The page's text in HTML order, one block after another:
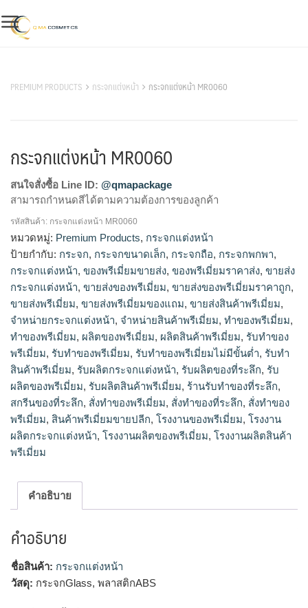
to
content
PREMIUM PRODUCTS กระจกแต่งหน้า กระจกแต่งหน้า MR0060
กระจกแต่งหน้า MR0060
สนใจสั่งซื้อ Line ID: @qmapackage
สามารถกำหนดสีได้ตามความต้องการของลูกค้า
กระจก, กระจกขนาดเล็ก, กระจกถือ, กระจกพกพา, กระจกแต่ง
หน้า, ของพรีเมี่ยมขายส่ง, ของพรีเมี่ยมราคาส่ง, ขายส่งกระจกแต่ง
หน้า, ขายส่งของพรีเมี่ยม, ขายส่งของพรีเมี่ยมราคาถูก, ขายส่งพรี
เมี่ยม, ขายส่งพรีเมี่ยมของแถม, ขายส่งสินค้าพรีเมี่ยม, จำหน่าย
กระจกแต่งหน้า, จำหน่ายสินค้าพรีเมี่ยม, ทำของพรีเมี่ยม, ทําของ
พรีเมี่ยม, ผลิตของพรีเมี่ยม, ผลิตสินค้าพรีเมี่ยม, รับทำของพรีเมี่ยม,
รับทําของพรีเมี่ยม, รับทําของพรีเมี่ยมไม่มีขั้นต่ำ, รับทําสินค้าพรีเมี่
ยม, รับผลิตกระจกแต่งหน้า, รับผลิตของที่ระลึก, รับผลิตของพรีเมี่
ยม, รับผลิตสินค้าพรีเมี่ยม, ร้านรับทําของที่ระลึก, สกรีนของที่
ระลึก, สั่งทำของพรีเมี่ยม, สั่งทําของที่ระลึก, สั่งทําของพรีเมี่ยม, สิน
ค้าพรีเมี่ยมขายปลีก, โรงงานของพรีเมี่ยม, โรงงานผลิตกระจกแต่ง
หน้า, โรงงานผลิตของพรีเมี่ยม, โรงงานผลิตสินค้าพรีเมี่ยม
รหัสสินค้า: กระจกแต่งหน้า MR0060
หมวดหมู่: Premium Products, กระจกแต่งหน้า
ป้ายกำกับ: กระจก, กระจกขนาดเล็ก, กระจกถือ, กระจกพกพา,
กระจกแต่งหน้า, ของพรีเมี่ยมขายส่ง, ของพรีเมี่ยมราคาส่ง, ขายส่ง
กระจกแต่งหน้า, ขายส่งของพรีเมี่ยม, ขายส่งของพรีเมี่ยมราคาถูก,
ขายส่งพรีเมี่ยม, ขายส่งพรีเมี่ยมของแถม, ขายส่งสินค้าพรีเมี่ยม,
จำหน่ายกระจกแต่งหน้า, จำหน่ายสินค้าพรีเมี่ยม, ทำของพรีเมี่ยม,
ทําของพรีเมี่ยม, ผลิตของพรีเมี่ยม, ผลิตสินค้าพรีเมี่ยม, รับทำของ
พรีเมี่ยม, รับทําของพรีเมี่ยม, รับทําของพรีเมี่ยมไม่มีขั้นต่ำ, รับทํา
สินค้าพรีเมี่ยม, รับผลิตกระจกแต่งหน้า, รับผลิตของที่ระลึก, รับ
ผลิตของพรีเมี่ยม, รับผลิตสินค้าพรีเมี่ยม, ร้านรับทําของที่ระลึก,
สกรีนของที่ระลึก, สั่งทำของพรีเมี่ยม, สั่งทําของที่ระลึก, สั่งทําของ
พรีเมี่ยม, สินค้าพรีเมี่ยมขายปลีก, โรงงานของพรีเมี่ยม, โรงงาน
ผลิตกระจกแต่งหน้า, โรงงานผลิตของพรีเมี่ยม, โรงงานผลิตสินค้า
พรีเมี่ยม
คำอธิบาย
คำอธิบาย
ชื่อสินค้า: กระจกแต่งหน้า
วัสดุ: กระจกGlass, พลาสติกABS